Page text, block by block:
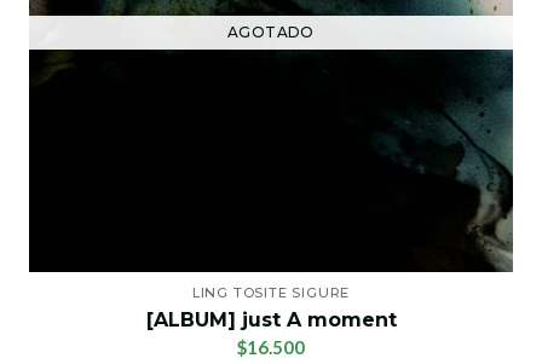
AGOTADO
LING TOSITE SIGURE
[ALBUM] just A moment
$16.500